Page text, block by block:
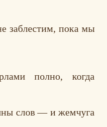
заблестим, пока мы
полно,
когда
слов — и жемчуга